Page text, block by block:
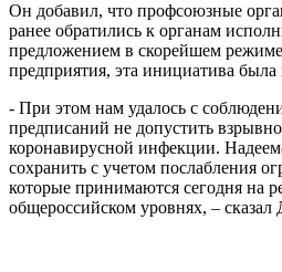
Он добавил, что профсоюзные
ранее обратились к органам
предложением в скорейшем
предприятия, эта инициатива была
- При этом нам удалось с
предписаний не допустить
коронавирусной инфекции.
сохранить с учетом послабления
которые принимаются сегодня на
общероссийском уровнях, – сказал